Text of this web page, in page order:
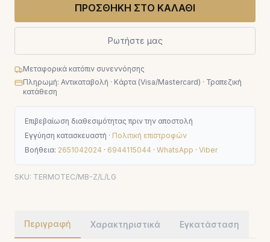
ΠΡΟΣΘΗΚΗ ΣΤΟ ΚΑΛΑΘΙ
Ρωτήστε μας
Μεταφορικά κατόπιν συνεννόησης
Πληρωμή: Αντικαταβολή · Κάρτα (Visa/Mastercard) · Τραπεζική
κατάθεση
Επιβεβαίωση διαθεσιμότητας πριν την αποστολή
Εγγύηση κατασκευαστή · Πολιτική επιστροφών
Βοήθεια: 2651042024 · 6944115044 · WhatsApp · Viber
SKU: TERMOTEC/MB-Z/L/LG
Περιγραφή Χαρακτηριστικά Εγκατάσταση